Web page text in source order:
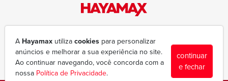
(43) 3377-6600
hayamax@hayamax.com.br
Segunda à sexta das 8:00 às 18:00
A Hayamax utiliza cookies para personalizar
anúncios e melhorar a sua experiência no site.
Ao continuar navegando, você concorda com a
nossa Política de Privacidade.
continuar
e fechar